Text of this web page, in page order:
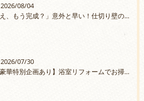
2026/08/04
「え、もう完成？」意外と早い！仕切り壁の取付
2026/07/30
【豪華特別企画あり】浴室リフォームでお掃除ラクラク＆安心のお風呂へ